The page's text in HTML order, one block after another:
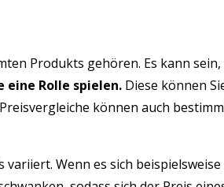
Produkts gehören. Es kann
eine Rolle spielen. Diese können
können auch
Wenn es sich